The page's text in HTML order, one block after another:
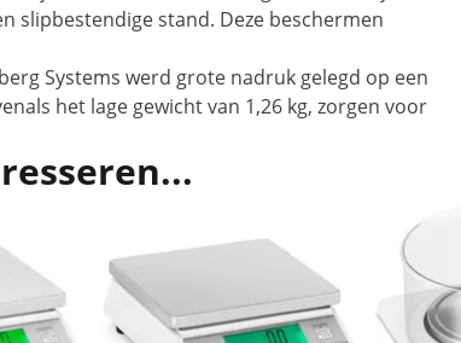
slipbestendige stand. Deze beschermen
Systems werd grote nadruk gelegd op een
het lage gewicht van 1,26 kg, zorgen voor